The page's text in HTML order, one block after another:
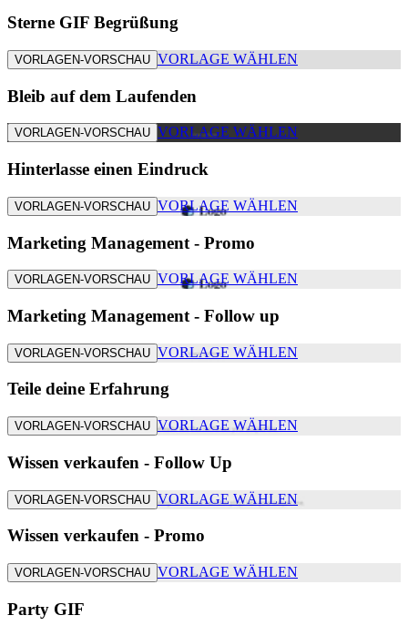
Sterne GIF Begrüßung
VORLAGEN-VORSCHAU VORLAGE WÄHLEN
Bleib auf dem Laufenden
VORLAGEN-VORSCHAU VORLAGE WÄHLEN
Hinterlasse einen Eindruck
VORLAGEN-VORSCHAU VORLAGE WÄHLEN
Marketing Management - Promo
VORLAGEN-VORSCHAU VORLAGE WÄHLEN
Marketing Management - Follow up
VORLAGEN-VORSCHAU VORLAGE WÄHLEN
Teile deine Erfahrung
VORLAGEN-VORSCHAU VORLAGE WÄHLEN
Wissen verkaufen - Follow Up
VORLAGEN-VORSCHAU VORLAGE WÄHLEN
Wissen verkaufen - Promo
VORLAGEN-VORSCHAU VORLAGE WÄHLEN
Party GIF